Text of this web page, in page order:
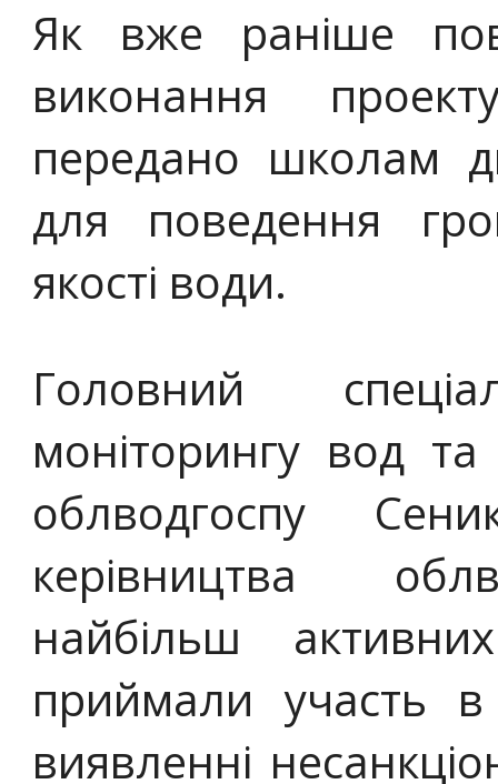
Як вже раніше
виконання
передано школам
для поведення
якості води.
Головний
моніторингу вод та
облводгоспу
керівництва
найбільш
приймали участь в
виявленні